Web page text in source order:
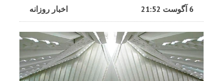
اخبار روزانه 6 آگوست 21:52